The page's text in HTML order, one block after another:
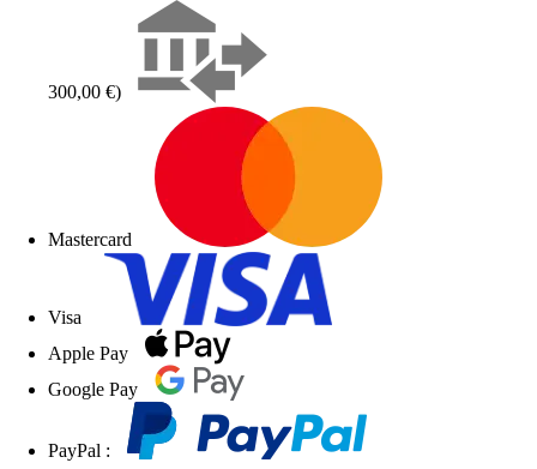
300,00 €)
Mastercard
Visa
Apple Pay
Google Pay
PayPal :